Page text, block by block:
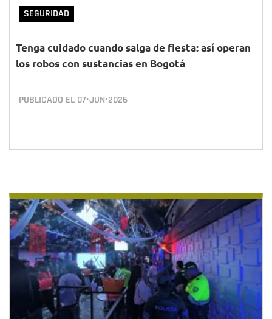
SEGURIDAD
Tenga cuidado cuando salga de fiesta: así operan
los robos con sustancias en Bogotá
PUBLICADO EL 07•JUN•2026